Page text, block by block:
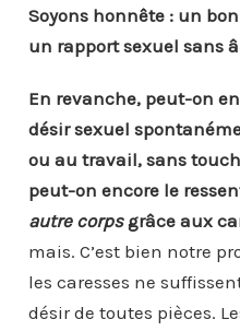
Soyons honnête : un
un rapport sexuel sans
En revanche, peut-on
désir sexuel
ou au travail, sans
peut-on encore le
autre corpsgrâce aux
mais. C’est bien notre
les caresses ne
désir de toutes pièces.